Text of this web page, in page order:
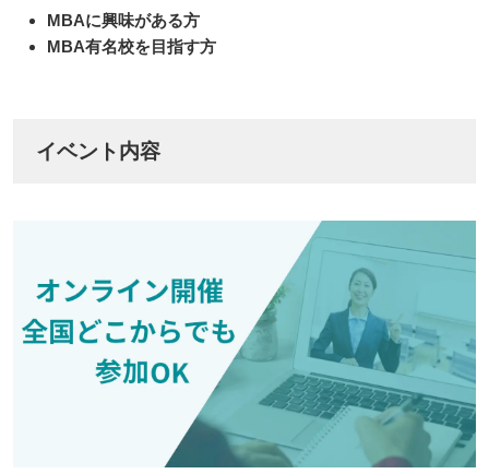
MBAに興味がある方
MBA有名校を目指す方
イベント内容